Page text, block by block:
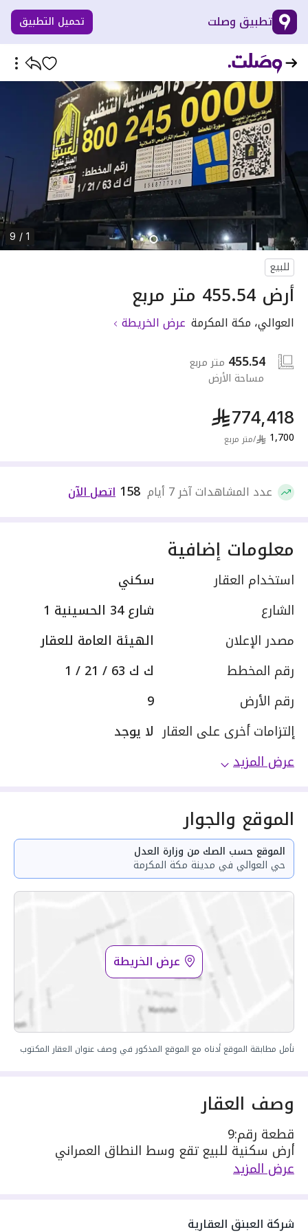
تطبيق وصلت تحميل التطبيق
1 / 9
للبيع
أرض 455.54 متر مربع
العوالي، مكة المكرمة عرض الخريطة
455.54 متر مربع
مساحة الأرض
774,418
1,700
/متر مربع
عدد المشاهدات آخر 7 أيام 158 اتصل الآن
معلومات إضافية
استخدام العقار
سكني
الشارع
شارع 34 الحسينية 1
مصدر الإعلان
الهيئة العامة للعقار
رقم المخطط
ك ك 63 / 21 / 1
رقم الأرض
9
إلتزامات أخرى على العقار لا يوجد
عرض المزيد
الموقع والجوار
الموقع حسب الصك من وزارة العدل
حي العوالي في مدينة مكة المكرمة
عرض الخريطة
نأمل مطابقة الموقع أدناه مع الموقع المذكور في وصف عنوان العقار المكتوب
وصف العقار
قطعة رقم:9
أرض سكنية للبيع تقع وسط النطاق العمراني
واجهتها جنوبية غربية
طول الواجهة:
الغربي : 18 متر على شارع 15 متر
عرض المزيد
شركة العبنق العقارية